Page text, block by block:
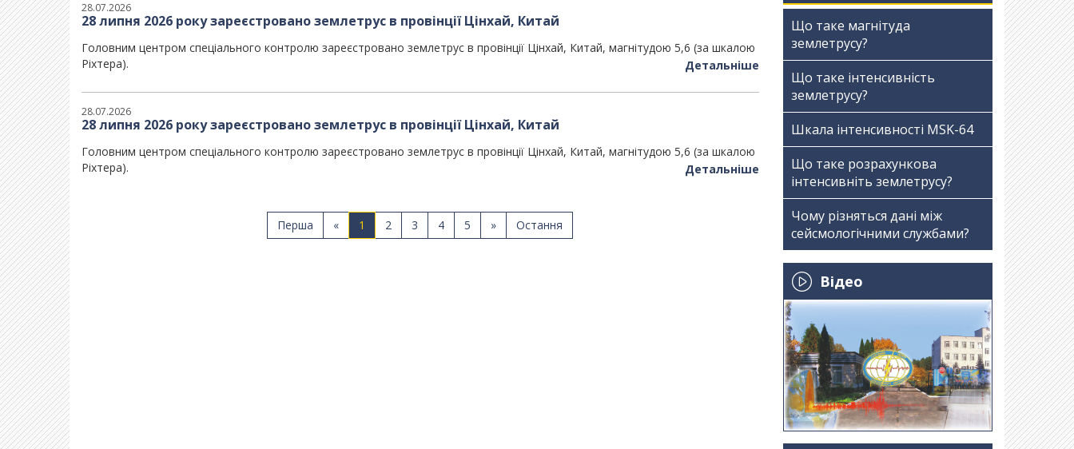
28.07.2026
28 липня 2026 року зареєстровано землетрус в провінції Цінхай, Китай
Головним центром спеціального контролю зареєстровано землетрус в провінції Цінхай, Китай, магнітудою 5,6 (за шкалою
Ріхтера).
Детальніше
28.07.2026
28 липня 2026 року зареєстровано землетрус в провінції Цінхай, Китай
Головним центром спеціального контролю зареєстровано землетрус в провінції Цінхай, Китай, магнітудою 5,6 (за шкалою
Ріхтера).
Детальніше
Перша « 1 2 3 4 5 » Остання
Що таке магнітуда
землетрусу?
Що таке інтенсивність
землетрусу?
Шкала інтенсивності МSK-64
Що таке розрахункова
інтенсивніть землетрусу?
Чому різняться дані між
сейсмологічними службами?
Відео